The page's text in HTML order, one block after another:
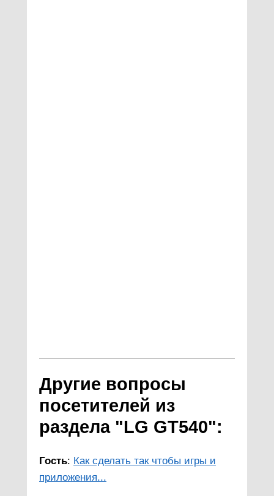
Другие вопросы
посетителей из
раздела "LG GT540":
Гость: Как сделать так чтобы игры и
приложения...